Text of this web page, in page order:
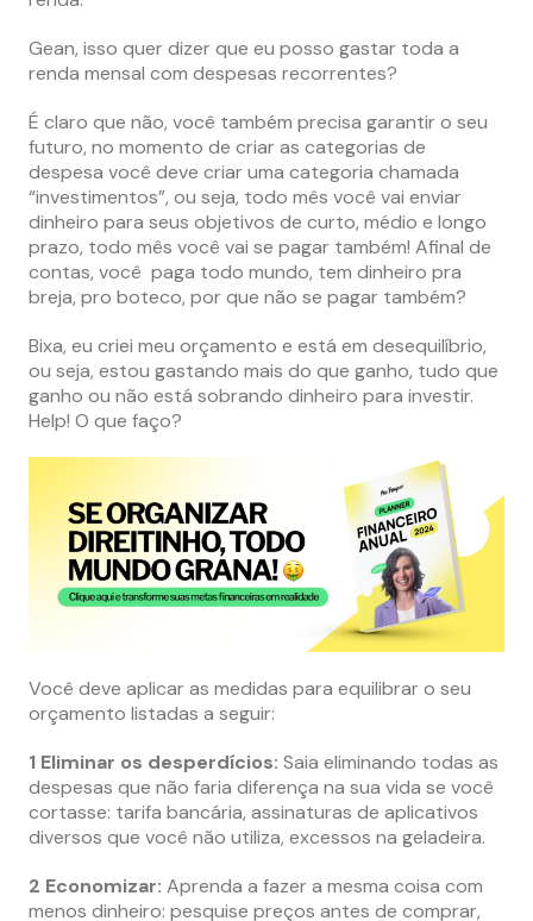
Gean, isso quer dizer que eu posso gastar toda a
renda mensal com despesas recorrentes?
É claro que não, você também precisa garantir o seu
futuro, no momento de criar as categorias de
despesa você deve criar uma categoria chamada
“investimentos”, ou seja, todo mês você vai enviar
dinheiro para seus objetivos de curto, médio e longo
prazo, todo mês você vai se pagar também! Afinal de
contas, você paga todo mundo, tem dinheiro pra
breja, pro boteco, por que não se pagar também?
Bixa, eu criei meu orçamento e está em desequilíbrio,
ou seja, estou gastando mais do que ganho, tudo que
ganho ou não está sobrando dinheiro para investir.
Help! O que faço?
Você deve aplicar as medidas para equilibrar o seu
orçamento listadas a seguir:
1 Eliminar os desperdícios: Saia eliminando todas as
despesas que não faria diferença na sua vida se você
cortasse: tarifa bancária, assinaturas de aplicativos
diversos que você não utiliza, excessos na geladeira.
2 Economizar: Aprenda a fazer a mesma coisa com
menos dinheiro: pesquise preços antes de comprar,